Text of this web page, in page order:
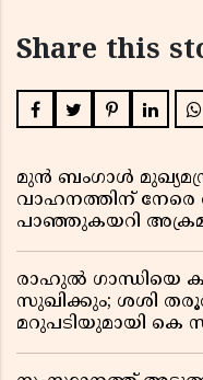
Share this
മുൻ ബംഗാൾ
വാഹനത്തിന് നേരെ
പാഞ്ഞുകയറി
രാഹുൽ ഗാന്ധിയെ
സുഖിക്കും; ശശി
മറുപടിയുമായി